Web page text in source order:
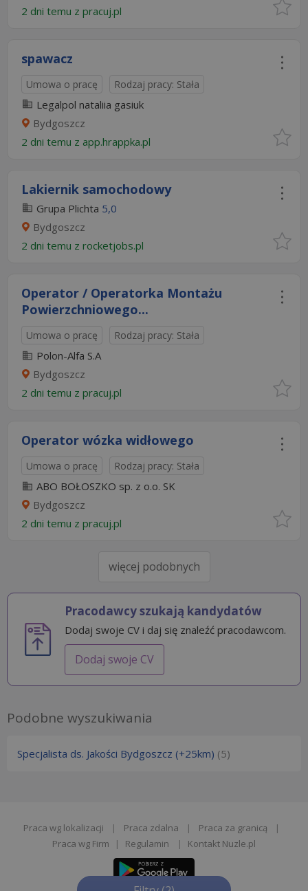
2 dni temu z pracuj.pl
spawacz
Umowa o pracę Rodzaj pracy: Stała
Legalpol nataliia gasiuk
Bydgoszcz
2 dni temu z app.hrappka.pl
Lakiernik samochodowy
Grupa Plichta 5,0
Bydgoszcz
2 dni temu z rocketjobs.pl
Operator / Operatorka Montażu
Powierzchniowego...
Umowa o pracę Rodzaj pracy: Stała
Polon-Alfa S.A
Bydgoszcz
2 dni temu z pracuj.pl
Operator wózka widłowego
Umowa o pracę Rodzaj pracy: Stała
ABO BOŁOSZKO sp. z o.o. SK
Bydgoszcz
2 dni temu z pracuj.pl
więcej podobnych
Pracodawcy szukają kandydatów
Dodaj swoje CV i daj się znaleźć pracodawcom.
Dodaj swoje CV
Podobne wyszukiwania
Specjalista ds. Jakości Bydgoszcz (+25km) (5)
Praca wg lokalizacji | Praca zdalna | Praca za granicą
|
Praca wg Firm
| Regulamin | Kontakt Nuzle.pl